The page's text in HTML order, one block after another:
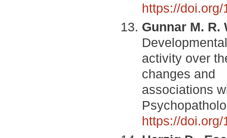
https://
Gunnar M. R.
activity over
changes and
associations
https://